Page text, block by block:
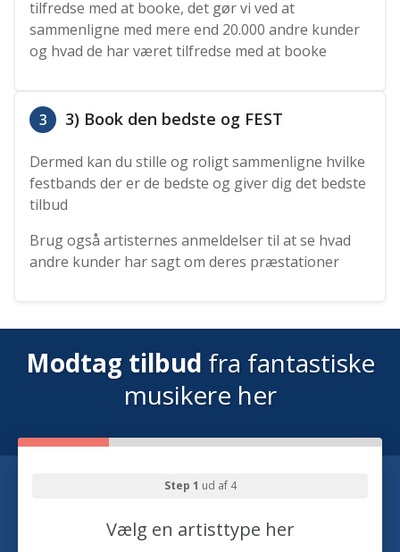
tilfredse med at booke, det gør vi ved at
sammenligne med mere end 20.000 andre kunder
og hvad de har været tilfredse med at booke
3 3) Book den bedste og FEST
Dermed kan du stille og roligt sammenligne hvilke
festbands der er de bedste og giver dig det bedste
tilbud
Brug også artisternes anmeldelser til at se hvad
andre kunder har sagt om deres præstationer
Modtag tilbud fra fantastiske
musikere her
Step 1 ud af 4
Vælg en artisttype her